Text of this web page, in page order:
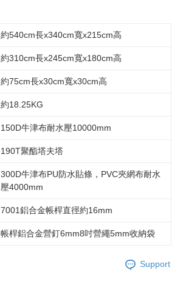
約540cm長x340cm寬x215cm高
約310cm長x245cm寬x180cm高
約75cm長x30cm寬x30cm高
約18.25KG
150D牛津布耐水壓10000mm
190T聚酯塔夫塔
300D牛津布PU防水貼條，PVC夾網布耐水
壓4000mm
7001鋁合金帳桿直徑約16mm
帳桿鋁合金營釘6mm8吋營繩5mm收納袋
Support